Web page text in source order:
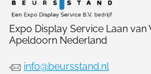
Expo Display Service Laan
Apeldoorn Nederland
info@beursstand.nl